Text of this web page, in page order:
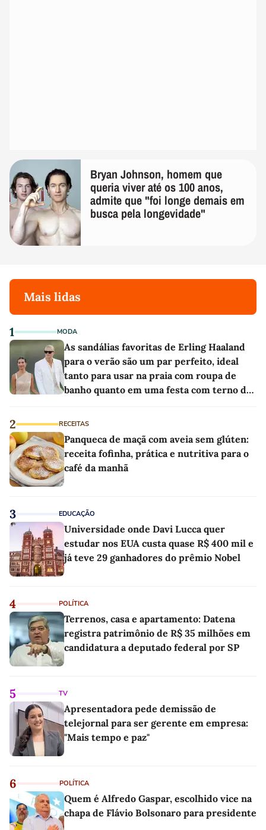
Bryan Johnson, homem que
queria viver até os 100 anos,
admite que "foi longe demais em
busca pela longevidade"
Mais lidas
1 MODA
As sandálias favoritas de Erling Haaland
para o verão são um par perfeito, ideal
tanto para usar na praia com roupa de
banho quanto em uma festa com terno de
2 RECEITAS
Panqueca de maçã com aveia sem glúten:
receita fofinha, prática e nutritiva para o
café da manhã
3 EDUCAÇÃO
Universidade onde Davi Lucca quer
estudar nos EUA custa quase R$ 400 mil e
já teve 29 ganhadores do prêmio Nobel
4 POLÍTICA
Terrenos, casa e apartamento: Datena
registra patrimônio de R$ 35 milhões em
candidatura a deputado federal por SP
5 TV
Apresentadora pede demissão de
telejornal para ser gerente em empresa:
"Mais tempo e paz"
6 POLÍTICA
Quem é Alfredo Gaspar, escolhido vice na
chapa de Flávio Bolsonaro para presidente